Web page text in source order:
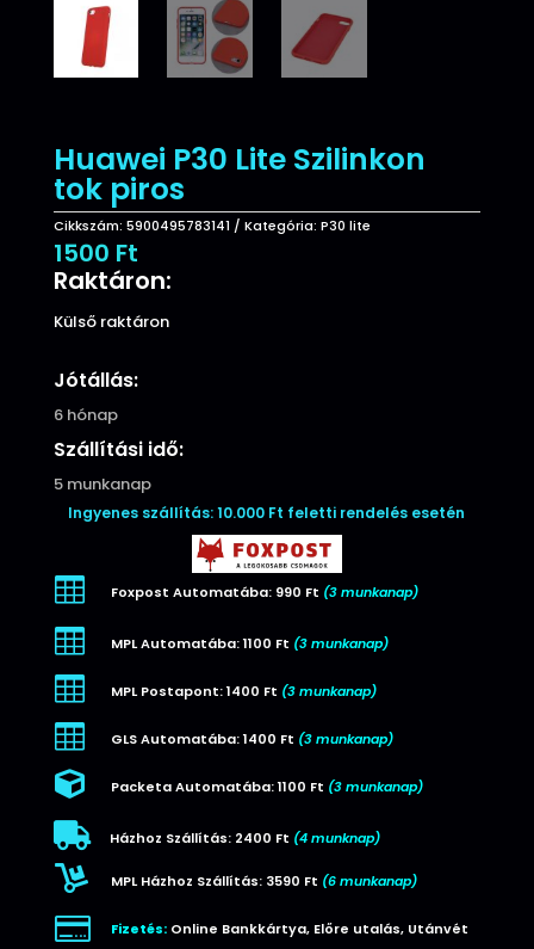
Huawei P30 Lite Szilinkon
tok piros
Cikkszám: 5900495783141 Kategória: P30 lite
1500 Ft
Raktáron:
Külső raktáron
Jótállás:
6 hónap
Szállítási idő:
5 munkanap
Ingyenes szállítás: 10.000 Ft feletti rendelés esetén
 Foxpost Automatába: 990 Ft (3 munkanap)
 MPL Automatába: 1100 Ft (3 munkanap)
 MPL Postapont: 1400 Ft (3 munkanap)
 GLS Automatába: 1400 Ft (3 munkanap)
 Packeta Automatába: 1100 Ft (3 munkanap)
 Házhoz Szállítás: 2400 Ft (4 munknap)
 MPL Házhoz Szállítás: 3590 Ft (6 munkanap)
 Fizetés:Online Bankkártya, Előre utalás, Utánvét